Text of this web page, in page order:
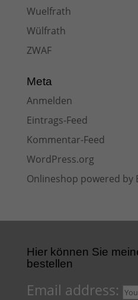
Wuelfrath
Wülfrath
ZWAF
Meta
Anmelden
Eintrags-Feed
Kommentar-Feed
WordPress.org
Onlineshop powered by
Hier können Sie
bestellen
Email address: